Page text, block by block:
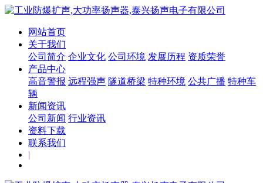
网站首页
关于我们
公司简介 企业文化 公司环境 发展历程 资质荣誉
产品中心
高音警报 远程强声 隧道桥梁 特种环境 公共广播 特种车
辆
新闻资讯
公司新闻 行业资讯
资料下载
联系我们
|